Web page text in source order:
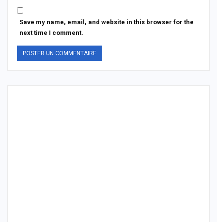
Save my name, email, and website in this browser for the
next time I comment.